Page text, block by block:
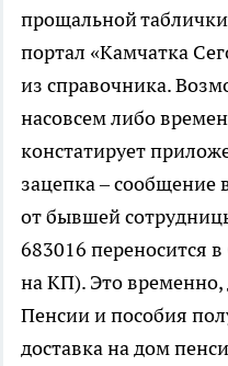
прощальной
портал «Камчатка
из справочника.
насовсем либо
констатирует
зацепка – сообщение
от бывшей
683016 переносится
на КП). Это временно,
Пенсии и пособия
доставка на дом